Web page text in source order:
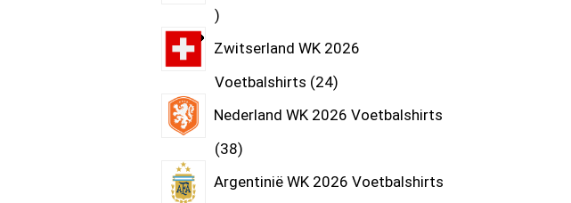
Zwitserland WK 2026
Voetbalshirts 24
Nederland WK 2026 Voetbalshirts
38
Argentinië WK 2026 Voetbalshirts